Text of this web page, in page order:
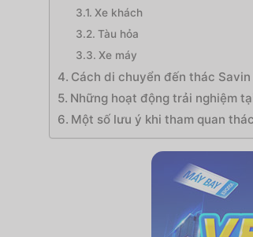
Xe khách
Tàu hỏa
Xe máy
Cách di chuyển đến thác Savin
Những hoạt động trải nghiệm
Một số lưu ý khi tham quan